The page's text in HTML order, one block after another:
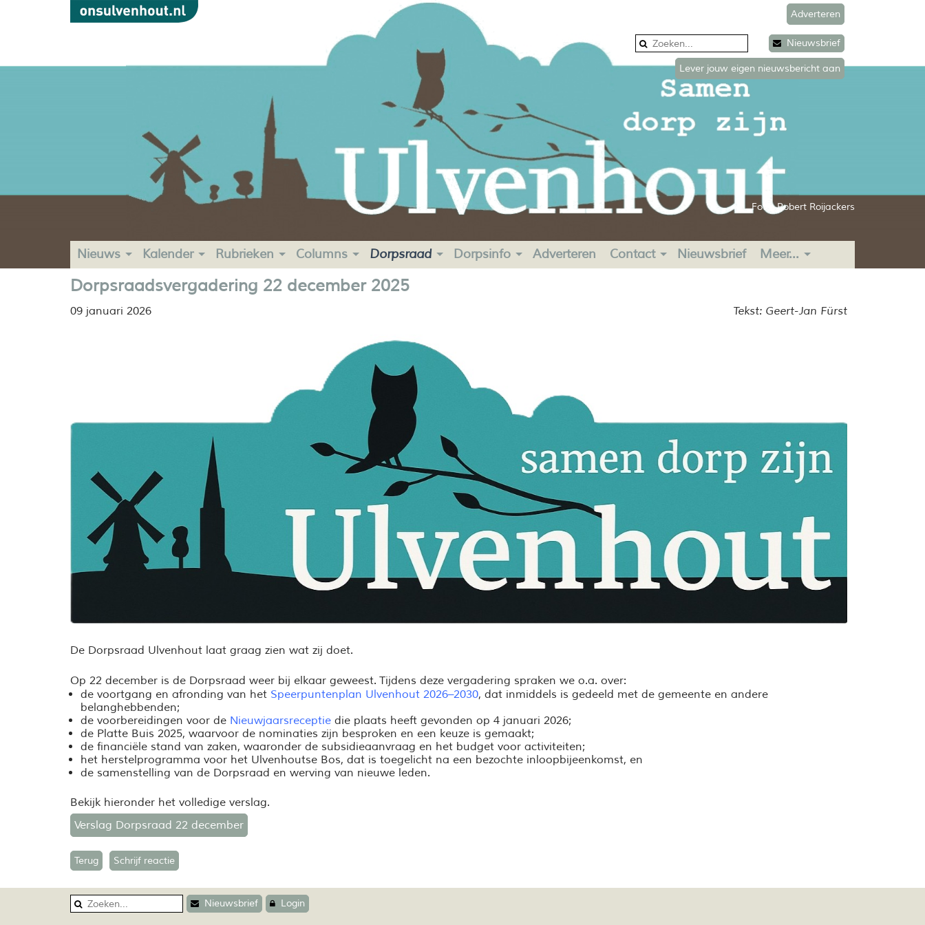
Nieuwsbrief
Nieuws Kalender Rubrieken Columns Dorpsraad Dorpsinfo Adverteren Contact Nieuwsbrief Meer...
Adverteren
Lever jouw eigen nieuwsbericht aan
Foto: Robert Roijackers
Dorpsraadsvergadering 22 december 2025
09 januari 2026 Tekst: Geert-Jan Fürst
De Dorpsraad Ulvenhout laat graag zien wat zij doet.
Op 22 december is de Dorpsraad weer bij elkaar geweest. Tijdens deze vergadering spraken we o.a. over:
de voortgang en afronding van het Speerpuntenplan Ulvenhout 2026–2030, dat inmiddels is gedeeld met de gemeente en andere
belanghebbenden;
de voorbereidingen voor de Nieuwjaarsreceptie die plaats heeft gevonden op 4 januari 2026;
de Platte Buis 2025, waarvoor de nominaties zijn besproken en een keuze is gemaakt;
de financiële stand van zaken, waaronder de subsidieaanvraag en het budget voor activiteiten;
het herstelprogramma voor het Ulvenhoutse Bos, dat is toegelicht na een bezochte inloopbijeenkomst, en
de samenstelling van de Dorpsraad en werving van nieuwe leden.
Bekijk hieronder het volledige verslag.
Verslag Dorpsraad 22 december
Terug Schrijf reactie
Nieuwsbrief Login